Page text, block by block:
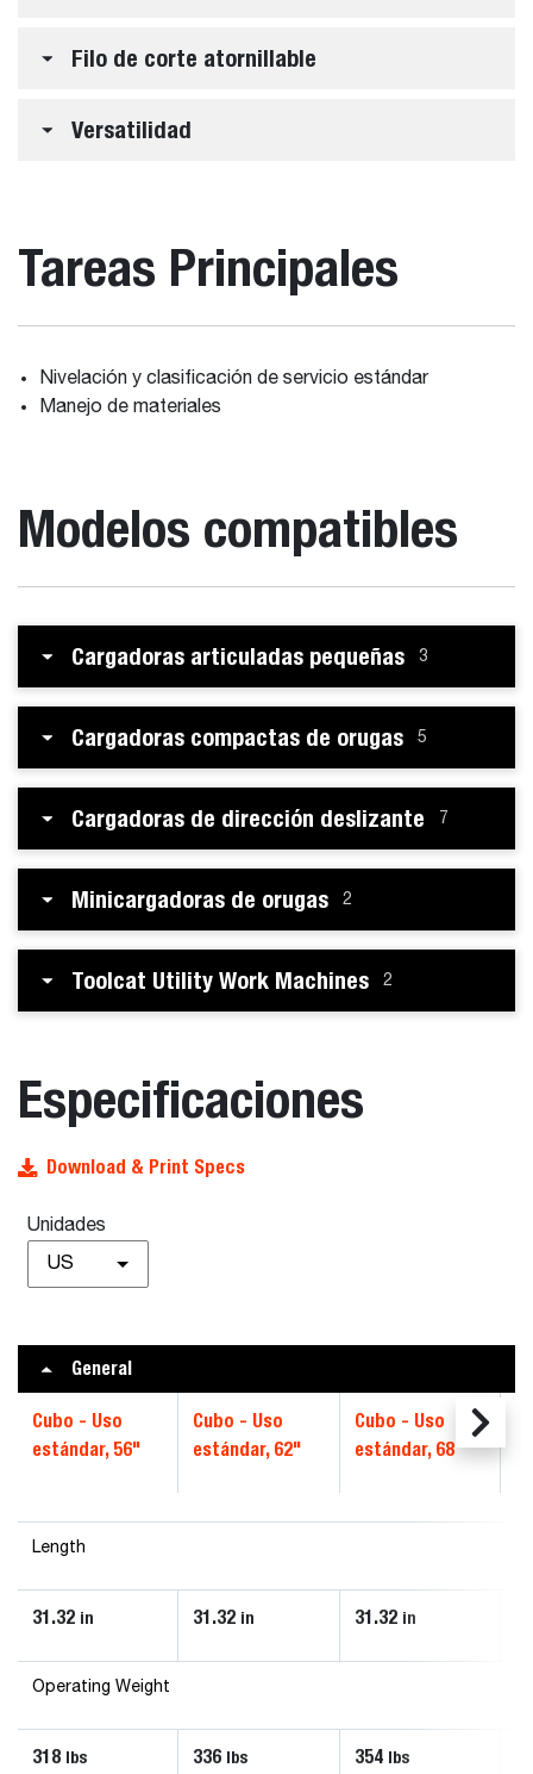
Filo de corte atornillable
Versatilidad
Tareas Principales
Nivelación y clasificación de servicio estándar
Manejo de materiales
Modelos compatibles
Cargadoras articuladas pequeñas 3
Cargadoras compactas de orugas 5
Cargadoras de dirección deslizante 7
Minicargadoras de orugas 2
Toolcat Utility Work Machines 2
Especificaciones
Download & Print Specs
Unidades
US
General
Cubo - Uso
estándar, 56"
Cubo - Uso
estándar, 62"
Cubo - Uso
estándar, 68"
Length
31.32 in 31.32 in 31.32 in
Operating Weight
318 lbs 336 lbs 354 lbs